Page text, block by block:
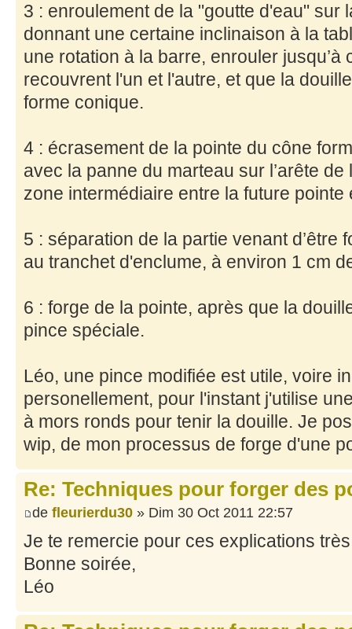
3 : enroulement de la "goutte d'eau" sur
donnant une certaine inclinaison à la
une rotation à la barre, enrouler
recouvrent l'un et l'autre, et que la
forme conique.
4 : écrasement de la pointe du cône
avec la panne du marteau sur l’arête
zone intermédiaire entre la future pointe
5 : séparation de la partie venant d’être
au tranchet d'enclume, à environ 1 cm
6 : forge de la pointe, après que la
pince spéciale.
Léo, une pince modifiée est utile, voire
personellement, pour l'instant j'utilise
à mors ronds pour tenir la douille. Je
wip, de mon processus de forge d'une
Re: Techniques pour forger des
de fleurierdu30 » Dim 30 Oct 2011 22:57
Je te remercie pour ces explications
Bonne soirée,
Léo